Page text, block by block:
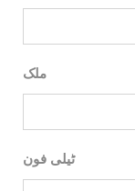
ملک
ٹیلی فون